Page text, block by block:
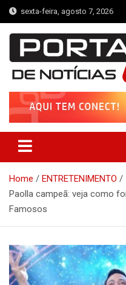
Skip
to
content
sexta-feira, agosto 7, 2026
Portal de
Notícias de Simplício
Home
ENTRETENIMENTO
Paolla campeã: veja como
Famosos